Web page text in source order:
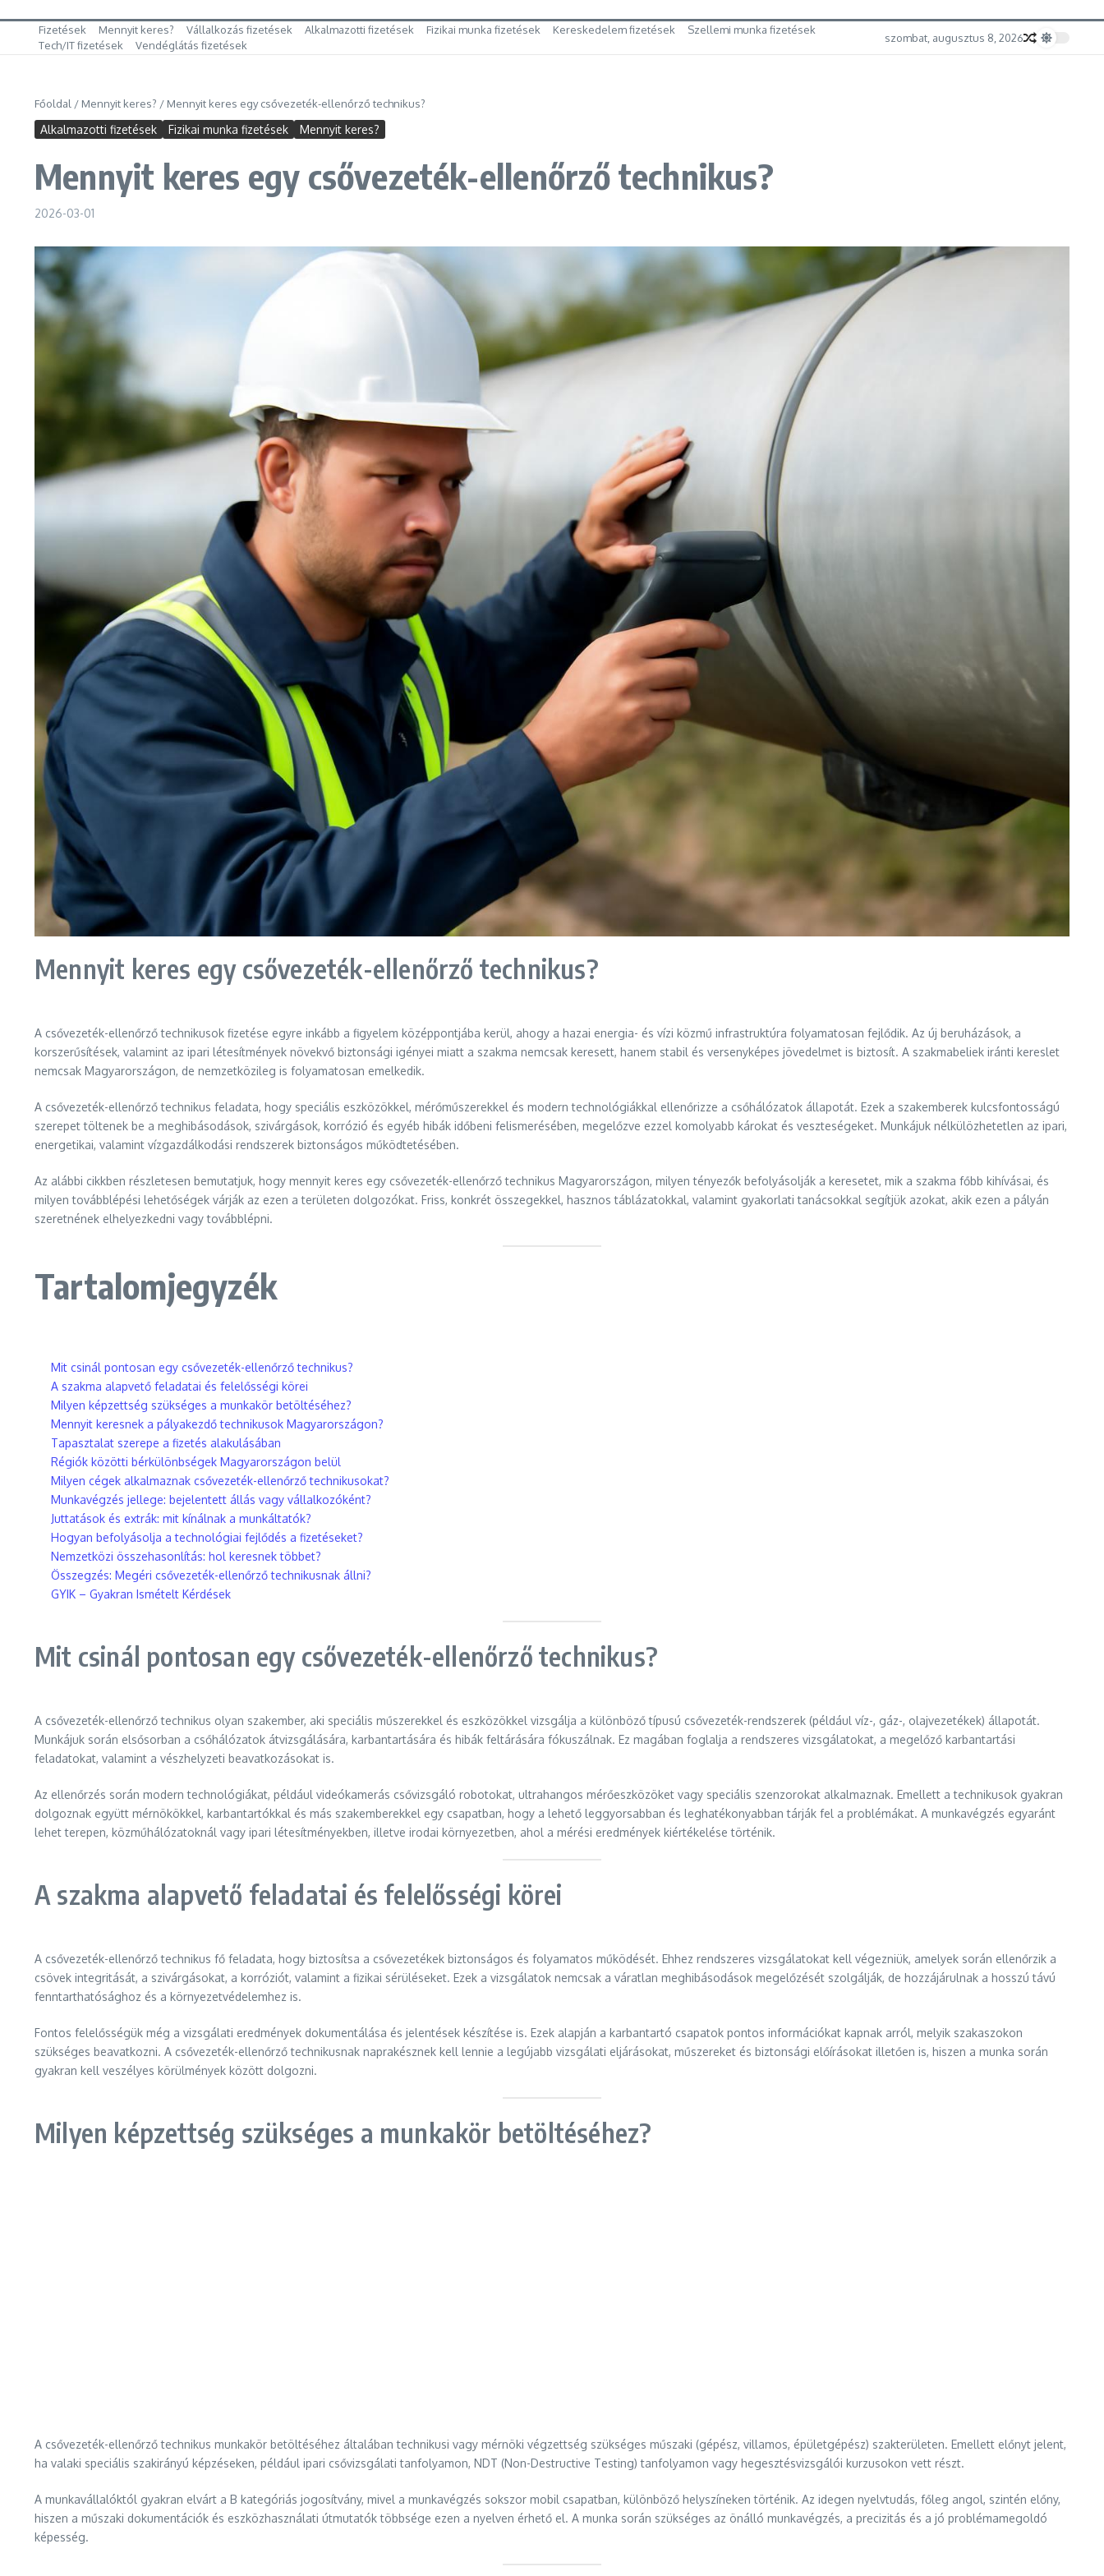
Fizetések Mennyit keres? Vállalkozás fizetések Alkalmazotti fizetések Fizikai munka fizetések Kereskedelem fizetések
Szellemi munka fizetések
Tech/IT fizetések
Vendéglátás fizetések
szombat, augusztus 8, 2026
Főoldal / Mennyit keres? / Mennyit keres egy csővezeték-ellenőrző technikus?
Alkalmazotti fizetések Fizikai munka fizetések Mennyit keres?
Mennyit keres egy csővezeték-ellenőrző technikus?
2026-03-01
Mennyit keres egy csővezeték-ellenőrző technikus?
A csővezeték-ellenőrző technikusok fizetése egyre inkább a figyelem középpontjába kerül, ahogy a hazai energia- és vízi közmű infrastruktúra folyamatosan fejlődik. Az új beruházások, a
korszerűsítések, valamint az ipari létesítmények növekvő biztonsági igényei miatt a szakma nemcsak keresett, hanem stabil és versenyképes jövedelmet is biztosít. A szakmabeliek iránti kereslet
nemcsak Magyarországon, de nemzetközileg is folyamatosan emelkedik.
A csővezeték-ellenőrző technikus feladata, hogy speciális eszközökkel, mérőműszerekkel és modern technológiákkal ellenőrizze a csőhálózatok állapotát. Ezek a szakemberek kulcsfontosságú
szerepet töltenek be a meghibásodások, szivárgások, korrózió és egyéb hibák időbeni felismerésében, megelőzve ezzel komolyabb károkat és veszteségeket. Munkájuk nélkülözhetetlen az ipari,
energetikai, valamint vízgazdálkodási rendszerek biztonságos működtetésében.
Az alábbi cikkben részletesen bemutatjuk, hogy mennyit keres egy csővezeték-ellenőrző technikus Magyarországon, milyen tényezők befolyásolják a keresetet, mik a szakma főbb kihívásai, és
milyen továbblépési lehetőségek várják az ezen a területen dolgozókat. Friss, konkrét összegekkel, hasznos táblázatokkal, valamint gyakorlati tanácsokkal segítjük azokat, akik ezen a pályán
szeretnének elhelyezkedni vagy továbblépni.
Tartalomjegyzék
Mit csinál pontosan egy csővezeték-ellenőrző technikus?
A szakma alapvető feladatai és felelősségi körei
Milyen képzettség szükséges a munkakör betöltéséhez?
Mennyit keresnek a pályakezdő technikusok Magyarországon?
Tapasztalat szerepe a fizetés alakulásában
Régiók közötti bérkülönbségek Magyarországon belül
Milyen cégek alkalmaznak csővezeték-ellenőrző technikusokat?
Munkavégzés jellege: bejelentett állás vagy vállalkozóként?
Juttatások és extrák: mit kínálnak a munkáltatók?
Hogyan befolyásolja a technológiai fejlődés a fizetéseket?
Nemzetközi összehasonlítás: hol keresnek többet?
Összegzés: Megéri csővezeték-ellenőrző technikusnak állni?
GYIK – Gyakran Ismételt Kérdések
Mit csinál pontosan egy csővezeték-ellenőrző technikus?
A csővezeték-ellenőrző technikus olyan szakember, aki speciális műszerekkel és eszközökkel vizsgálja a különböző típusú csővezeték-rendszerek (például víz-, gáz-, olajvezetékek) állapotát.
Munkájuk során elsősorban a csőhálózatok átvizsgálására, karbantartására és hibák feltárására fókuszálnak. Ez magában foglalja a rendszeres vizsgálatokat, a megelőző karbantartási
feladatokat, valamint a vészhelyzeti beavatkozásokat is.
Az ellenőrzés során modern technológiákat, például videókamerás csővizsgáló robotokat, ultrahangos mérőeszközöket vagy speciális szenzorokat alkalmaznak. Emellett a technikusok gyakran
dolgoznak együtt mérnökökkel, karbantartókkal és más szakemberekkel egy csapatban, hogy a lehető leggyorsabban és leghatékonyabban tárják fel a problémákat. A munkavégzés egyaránt
lehet terepen, közműhálózatoknál vagy ipari létesítményekben, illetve irodai környezetben, ahol a mérési eredmények kiértékelése történik.
A szakma alapvető feladatai és felelősségi körei
A csővezeték-ellenőrző technikus fő feladata, hogy biztosítsa a csővezetékek biztonságos és folyamatos működését. Ehhez rendszeres vizsgálatokat kell végezniük, amelyek során ellenőrzik a
csövek integritását, a szivárgásokat, a korróziót, valamint a fizikai sérüléseket. Ezek a vizsgálatok nemcsak a váratlan meghibásodások megelőzését szolgálják, de hozzájárulnak a hosszú távú
fenntarthatósághoz és a környezetvédelemhez is.
Fontos felelősségük még a vizsgálati eredmények dokumentálása és jelentések készítése is. Ezek alapján a karbantartó csapatok pontos információkat kapnak arról, melyik szakaszokon
szükséges beavatkozni. A csővezeték-ellenőrző technikusnak naprakésznek kell lennie a legújabb vizsgálati eljárásokat, műszereket és biztonsági előírásokat illetően is, hiszen a munka során
gyakran kell veszélyes körülmények között dolgozni.
Milyen képzettség szükséges a munkakör betöltéséhez?
A csővezeték-ellenőrző technikus munkakör betöltéséhez általában technikusi vagy mérnöki végzettség szükséges műszaki (gépész, villamos, épületgépész) szakterületen. Emellett előnyt jelent,
ha valaki speciális szakirányú képzéseken, például ipari csővizsgálati tanfolyamon, NDT (Non-Destructive Testing) tanfolyamon vagy hegesztésvizsgálói kurzusokon vett részt.
A munkavállalóktól gyakran elvárt a B kategóriás jogosítvány, mivel a munkavégzés sokszor mobil csapatban, különböző helyszíneken történik. Az idegen nyelvtudás, főleg angol, szintén előny,
hiszen a műszaki dokumentációk és eszközhasználati útmutatók többsége ezen a nyelven érhető el. A munka során szükséges az önálló munkavégzés, a precizitás és a jó problémamegoldó
képesség.